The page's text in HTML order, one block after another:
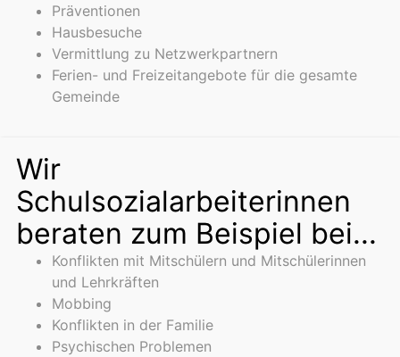
Präventionen
Hausbesuche
Vermittlung zu Netzwerkpartnern
Ferien- und Freizeitangebote für die gesamte
Gemeinde
Wir
Schulsozialarbeiterinnen
beraten zum Beispiel bei...
Konflikten mit Mitschülern und Mitschülerinnen
und Lehrkräften
Mobbing
Konflikten in der Familie
Psychischen Problemen